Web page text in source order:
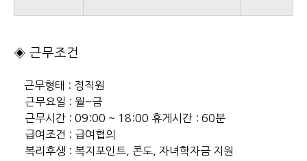
◈ 근무조건
근무형태 : 정직원
근무요일 : 월~금
근무시간 : 09:00 ~ 18:00 휴게시간 : 60분
급여조건 : 급여협의
복리후생 : 복지포인트, 콘도, 자녀학자금 지원